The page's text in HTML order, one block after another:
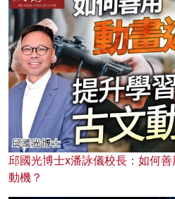
邱國光博士x潘詠儀校長：如何
動機？